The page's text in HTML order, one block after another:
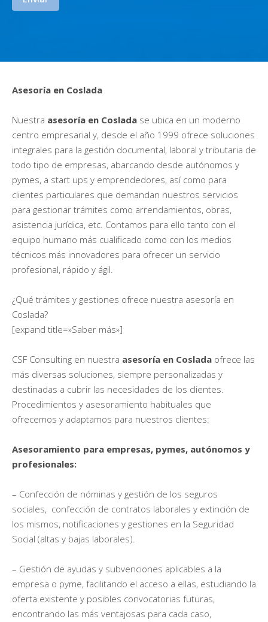
Asesoría en Coslada
Nuestra asesoría en Coslada se ubica en un moderno
centro empresarial y, desde el año 1999 ofrece soluciones
integrales para la gestión documental, laboral y tributaria de
todo tipo de empresas, abarcando desde autónomos y
pymes, a start ups y emprendedores, así como para
clientes particulares que demandan nuestros servicios
para gestionar trámites como arrendamientos, obras,
asistencia jurídica, etc. Contamos para ello tanto con el
equipo humano más cualificado como con los medios
técnicos más innovadores para ofrecer un servicio
profesional, rápido y ágil.
¿Qué trámites y gestiones ofrece nuestra asesoría en
Coslada?
[expand title=»Saber más»]
CSF Consulting en nuestra asesoría en Coslada ofrece las
más diversas soluciones, siempre personalizadas y
destinadas a cubrir las necesidades de los clientes.
Procedimientos y asesoramiento habituales que
ofrecemos y adaptamos para nuestros clientes:
Asesoramiento para empresas, pymes, autónomos y
profesionales:
– Confección de nóminas y gestión de los seguros
sociales, confección de contratos laborales y extinción de
los mismos, notificaciones y gestiones en la Seguridad
Social (altas y bajas laborales).
– Gestión de ayudas y subvenciones aplicables a la
empresa o pyme, facilitando el acceso a ellas, estudiando la
oferta existente y posibles convocatorias futuras,
encontrando las más ventajosas para cada caso,